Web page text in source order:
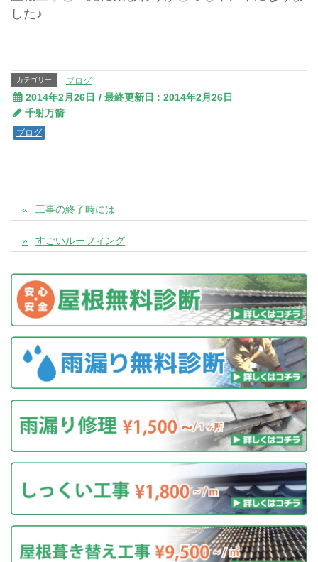
した♪
カテゴリー ブログ
2014年2月26日 / 最終更新日 : 2014年2月26日
千射万箭
ブログ
工事の終了時には
すごいルーフィング